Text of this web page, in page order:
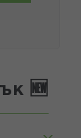
🆕